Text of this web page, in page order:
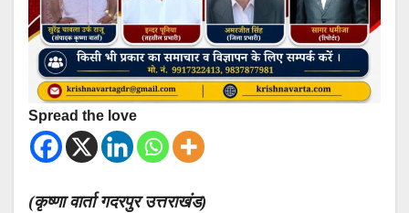
Spread the love
(कृष्णा वार्ता गदरपुर उत्तराखंड)